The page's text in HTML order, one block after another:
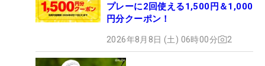
プレーに2回使える1,500円＆1,000
円分クーポン！
2026年8月8日 (土) 06時00分 2